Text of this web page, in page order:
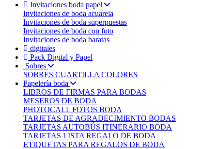
Invitaciones boda papel
Invitaciones de boda acuarela
Invitaciones de boda superpuestas
Invitaciones de boda con foto
Invitaciones de boda baratas
digitales
Pack Digital y Papel
Sobres
SOBRES CUARTILLA COLORES
Papelería boda
LIBROS DE FIRMAS PARA BODAS
MESEROS DE BODA
PHOTOCALL FOTOS BODA
TARJETAS DE AGRADECIMIENTO BODAS
TARJETAS AUTOBÚS ITINERARIO BODA
TARJETAS LISTA REGALO DE BODA
ETIQUETAS PARA REGALOS DE BODA